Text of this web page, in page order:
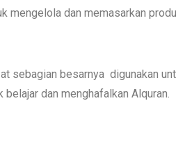
mengelola dan memasarkan
sebagian besarnya digunakan
belajar dan menghafalkan Alquran.